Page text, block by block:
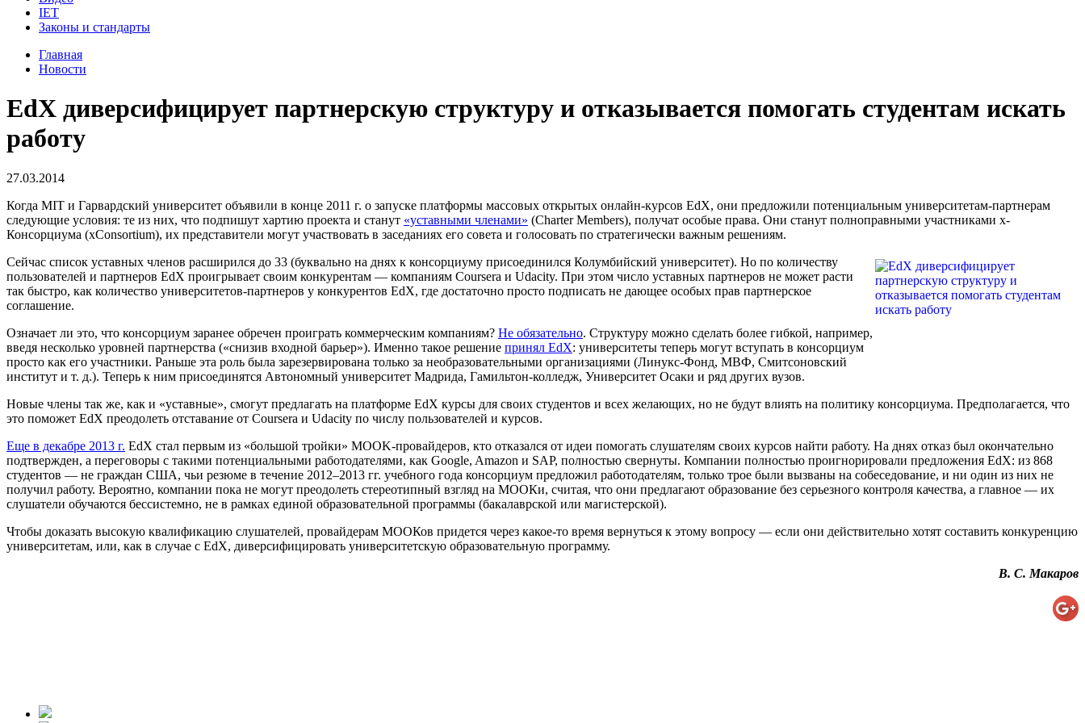
IET
Законы и стандарты
Главная
Новости
EdX диверсифицирует партнерскую структуру и отказывается помогать студентам искать
работу
27.03.2014
Когда MIT и Гарвардский университет объявили в конце 2011 г. о запуске платформы массовых открытых онлайн-курсов EdX, они предложили потенциальным университетам-партнерам
следующие условия: те из них, что подпишут хартию проекта и станут «уставными членами» (Charter Members), получат особые права. Они станут полноправными участниками x-
Консорциума (xConsortium), их представители могут участвовать в заседаниях его совета и голосовать по стратегически важным решениям.
Сейчас список уставных членов расширился до 33 (буквально на днях к консорциуму присоединился Колумбийский университет). Но по количеству
пользователей и партнеров EdX проигрывает своим конкурентам — компаниям Coursera и Udacity. При этом число уставных партнеров не может расти
так быстро, как количество университетов-партнеров у конкурентов EdX, где достаточно просто подписать не дающее особых прав партнерское
соглашение.
Означает ли это, что консорциум заранее обречен проиграть коммерческим компаниям? Не обязательно. Структуру можно сделать более гибкой, например,
введя несколько уровней партнерства («снизив входной барьер»). Именно такое решение принял EdX: университеты теперь могут вступать в консорциум
просто как его участники. Раньше эта роль была зарезервирована только за необразовательными организациями (Линукс-Фонд, МВФ, Смитсоновский
институт и т. д.). Теперь к ним присоединятся Автономный университет Мадрида, Гамильтон-колледж, Университет Осаки и ряд других вузов.
Новые члены так же, как и «уставные», смогут предлагать на платформе EdX курсы для своих студентов и всех желающих, но не будут влиять на политику консорциума. Предполагается, что
это поможет EdX преодолеть отставание от Coursera и Udacity по числу пользователей и курсов.
Еще в декабре 2013 г. EdX стал первым из «большой тройки» MOOK-провайдеров, кто отказался от идеи помогать слушателям своих курсов найти работу. На днях отказ был окончательно
подтвержден, а переговоры с такими потенциальными работодателями, как Google, Amazon и SAP, полностью свернуты. Компании полностью проигнорировали предложения EdX: из 868
студентов — не граждан США, чьи резюме в течение 2012–2013 гг. учебного года консорциум предложил работодателям, только трое были вызваны на собеседование, и ни один из них не
получил работу. Вероятно, компании пока не могут преодолеть стереотипный взгляд на МООКи, считая, что они предлагают образование без серьезного контроля качества, а главное — их
слушатели обучаются бессистемно, не в рамках единой образовательной программы (бакалаврской или магистерской).
Чтобы доказать высокую квалификацию слушателей, провайдерам МООКов придется через какое-то время вернуться к этому вопросу — если они действительно хотят составить конкуренцию
университетам, или, как в случае с EdX, диверсифицировать университетскую образовательную программу.
В. С. Макаров